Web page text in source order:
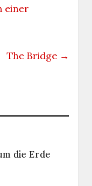
einer
The Bridge →
die Erde